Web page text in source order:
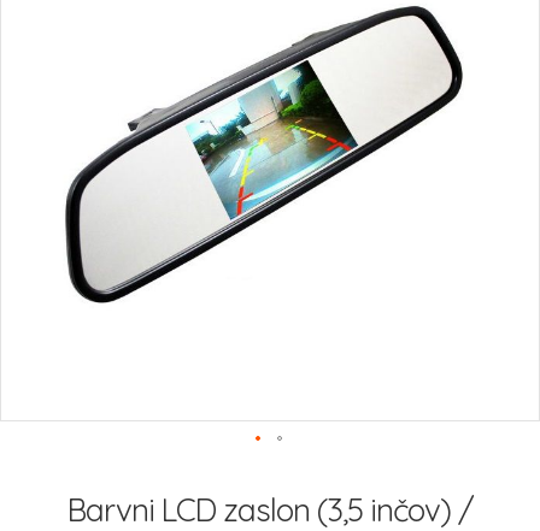
Barvni LCD zaslon (3,5 inčov) /